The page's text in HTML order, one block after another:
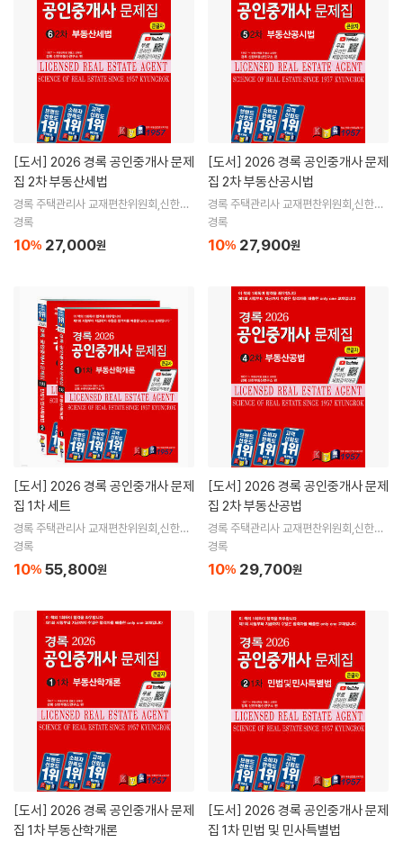
[도서]
집 2차 부동산세법
경록 주택관리사 교재편찬위원회,신한부
동산연구소 공편
경록
10% 27,000원
[도서]
집 2차 부동산공시법
경록 주택관리사 교재편찬위원회,신한부
동산연구소 공편
경록
10% 27,900원
[도서]
집 1차 세트
경록 주택관리사 교재편찬위원회,신한부
동산연구소 공편
경록
10% 55,800원
[도서]
집 2차 부동산공법
경록 주택관리사 교재편찬위원회,신한부
동산연구소 공편
경록
10% 29,700원
[도서]
집 1차 부동산학개론
[도서]
집 1차 민법 및 민사특별법